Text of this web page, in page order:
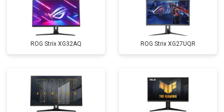
ROG Strix XG32AQ ROG Strix XG27UQR